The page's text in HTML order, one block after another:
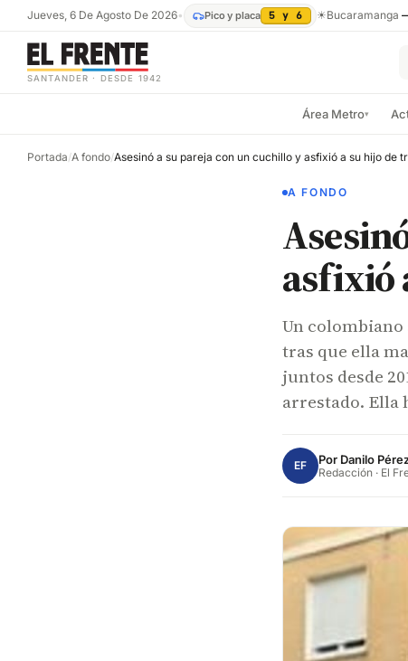
Jueves, 6 De Agosto De 2026• Pico y placa 5 y 6 ☀Bucaramanga
SANTANDER · DESDE 1942
Área Metro▾
Portada/A fondo/Asesinó a su pareja con un cuchillo y asfixió a su hijo de
A FONDO
asfixió
Un colombiano
tras que ella
juntos desde
arrestado. Ella
EF Por Danilo
Redacción · El